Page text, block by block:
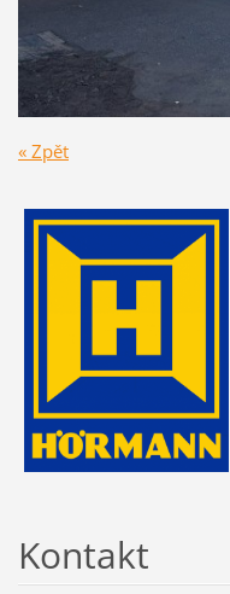
« Zpět
Kontakt